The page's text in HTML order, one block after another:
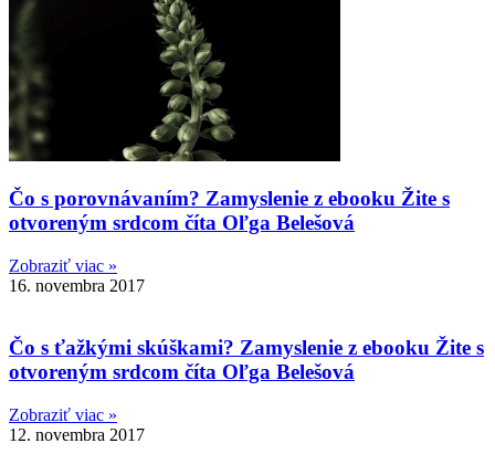
Čo s porovnávaním? Zamyslenie z ebooku Žite s
otvoreným srdcom číta Oľga Belešová
Zobraziť viac »
16. novembra 2017
Čo s ťažkými skúškami? Zamyslenie z ebooku Žite s
otvoreným srdcom číta Oľga Belešová
Zobraziť viac »
12. novembra 2017